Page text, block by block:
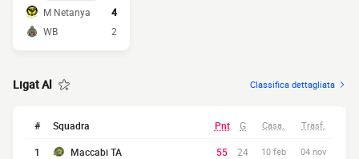
M Netanya
4
WB
2
Ligat Al Classifica dettagliata
# Squadra Pnt G Casa. Trasf.
1 Maccabi TA 55 24 10 feb 04 nov